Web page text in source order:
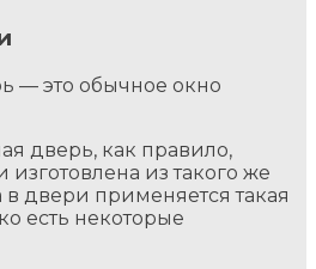
— это обычное окно
дверь, как правило,
изготовлена из такого же
двери применяется такая
есть некоторые